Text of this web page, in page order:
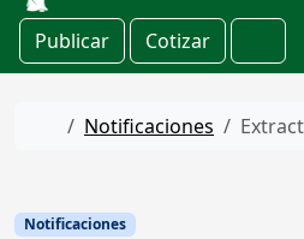
Publicar Cotizar
Cart
Home
Notificaciones
Notificaciones